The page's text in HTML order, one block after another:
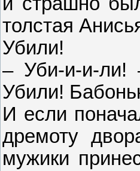
толстая
Убили!
– Уби-и-и-ли!
Убили!
И если
дремоту
мужики